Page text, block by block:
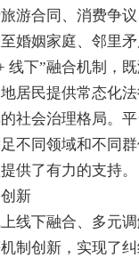
游合同、消费争
婚姻家庭、邻里
线下”融合机制，
居民提供常态化
社会治理格局。
不同领域和不同
供了有力的支持。
创新
线下融合、多元
制创新，实现了